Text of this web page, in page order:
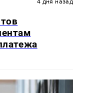
4 дня назад